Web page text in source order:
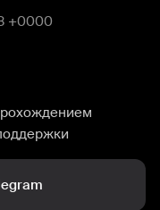
+0000